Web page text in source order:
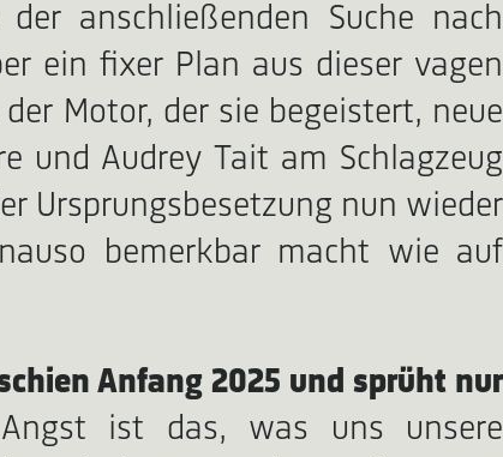
anschließenden Suche nach
ein fixer Plan aus dieser vagen
Motor, der sie begeistert, neue
und Audrey Tait am Schlagzeug
Ursprungsbesetzung nun wieder
bemerkbar macht wie auf
Anfang 2025 und sprüht nur
ist das, was uns unsere